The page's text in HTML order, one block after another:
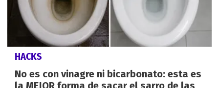
HACKS
No es con vinagre ni bicarbonato: esta es
la MEJOR forma de sacar el sarro de las